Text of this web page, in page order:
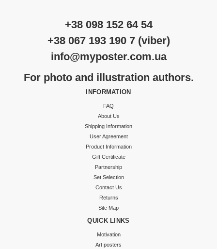
+38 098 152 64 54
+38 067 193 190 7 (viber)
info@myposter.com.ua
For photo and illustration authors.
INFORMATION
FAQ
About Us
Shipping Information
User Agreement
Product Information
Gift Certificate
Partnership
Set Selection
Contact Us
Returns
Site Map
QUICK LINKS
Motivation
Art posters